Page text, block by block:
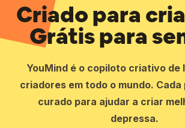
Criado para
Grátis para
YouMind é o copiloto criativo de
criadores em todo o mundo. Cada
curado para ajudar a criar
depressa.